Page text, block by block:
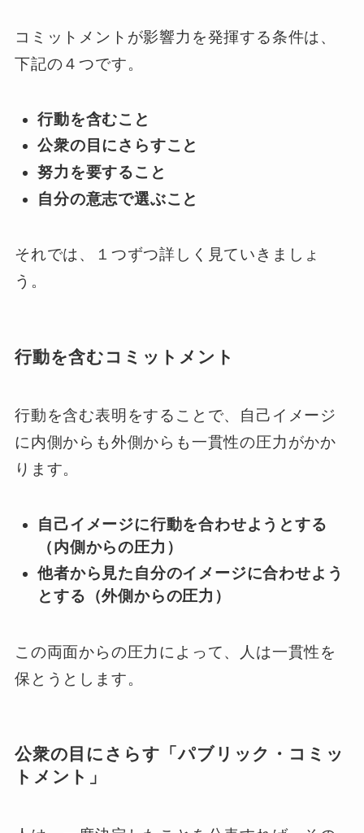
コミットメントが影響力を発揮する条件は、
下記の４つです。
行動を含むこと
公衆の目にさらすこと
努力を要すること
自分の意志で選ぶこと
それでは、１つずつ詳しく見ていきましょ
う。
行動を含むコミットメント
行動を含む表明をすることで、自己イメージ
に内側からも外側からも一貫性の圧力がかか
ります。
自己イメージに行動を合わせようとする
（内側からの圧力）
他者から見た自分のイメージに合わせよう
とする（外側からの圧力）
この両面からの圧力によって、人は一貫性を
保とうとします。
公衆の目にさらす「パブリック・コミッ
トメント」